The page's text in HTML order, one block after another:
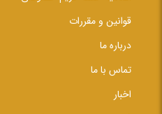
قوانین و مقررات
درباره ما
تماس با ما
اخبار